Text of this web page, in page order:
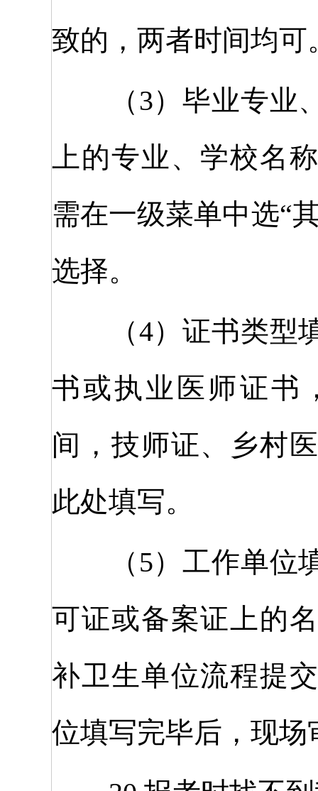
致的，两者时间均可
（3）毕业专业、
上的专业、学校名
需在一级菜单中选“
选择。
（4）证书类型填
书或执业医师证书
间，技师证、乡村
此处填写。
（5）工作单位填
可证或备案证上的
补卫生单位流程提
位填写完毕后，现